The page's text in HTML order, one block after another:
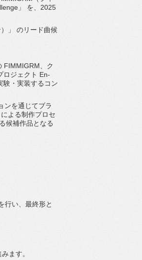
」 を、2025
」 のリード曲候
、 ク
ロジェクト En-
・ 実装するコン
ンを通じてブラ
よる制作プロセ
候補作品となる
い、 最終形と
ます。